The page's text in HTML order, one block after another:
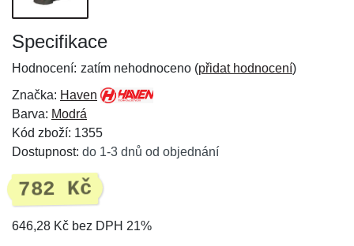
Specifikace
Hodnocení: zatím nehodnoceno (přidat hodnocení)
Značka: Haven
Barva: Modrá
Kód zboží: 1355
Dostupnost: do 1-3 dnů od objednání
782 Kč
646,28 Kč bez DPH 21%